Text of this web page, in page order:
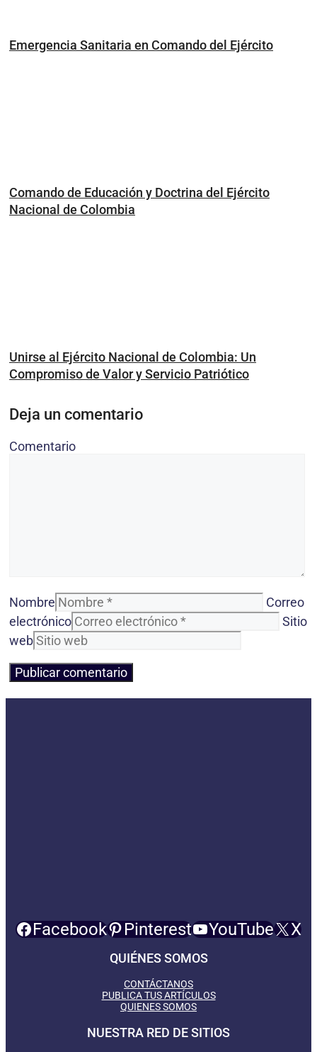
Emergencia Sanitaria en Comando del Ejército
Comando de Educación y Doctrina del Ejército
Nacional de Colombia
Unirse al Ejército Nacional de Colombia: Un
Compromiso de Valor y Servicio Patriótico
Deja un comentario
Comentario
Nombre
Correo
electrónico
Sitio
web
Facebook Pinterest YouTube X
QUIÉNES SOMOS
CONTÁCTANOS
PUBLICA TUS ARTÍCULOS
QUIENES SOMOS
NUESTRA RED DE SITIOS